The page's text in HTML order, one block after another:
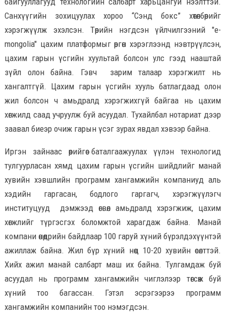
Санхүүгийн зохицуулах хороо “Сэнд бокс” хөтөлбөрийг
хэрэгжүүлж эхэлсэн. Төрийн нэгдсэн үйлчилгээний "e-
mongolia" цахим платформыг өргөн хэрэглээнд нэвтрүүлсэн,
цахим гарын үсгийн хуультай болсон улс гээд нааштай
зүйл олон байна. Гэвч зарим талаар хэрэгжилт нь
хангалтгүй. Цахим гарын үсгийн хууль батлагдаад олон
жил болсон ч амьдралд хэрэгжихгүй байгаа нь цахим
хөгжилд саад учруулж буй асуудал. Тухайлбал нотариат дээр
заавал биеэр очиж гарын үсэг зурах явдал хэвээр байна.
Иргэн зайнаас өөрийгөө баталгаажуулах үүлэн технологид
тулгуурласан хямд цахим гарын үсгийн шийдлийг манай
хувийн хэвшлийн программ хангамжийн компаниуд аль
хэдийн гаргасан, бодлого гаргагч, хэрэгжүүлэгч
институцууд дэмжээд өгвөл амьдралд хэрэгжиж, цахим
хөгжлийг түргэсгэх боломжтой харагдаж байна. Манай
компани өнөөдрийн байдлаар 100 гаруй хүний бүрэлдэхүүнтэй
ажиллаж байна. Жил бүр хүний нөөц 10-20 хувийн өсөлттэй.
Хийх ажил манай салбарт маш их байна. Тулгамдаж буй
асуудал нь программ хангамжийн чиглэлээр төгсөж буй
хүний тоо багассан. Гэтэл эсрэгээрээ программ
хангамжийн компанийн тоо нэмэгдсэн.